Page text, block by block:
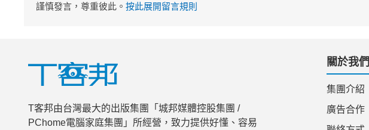
謹慎發言，尊重彼此。 按此展開留言規則
T客邦由台灣最大的出版集團「城邦媒體控股集團 /
PChome電腦家庭集團」所經營，致力提供好懂、容易
關於我們
集團介紹
廣告合作